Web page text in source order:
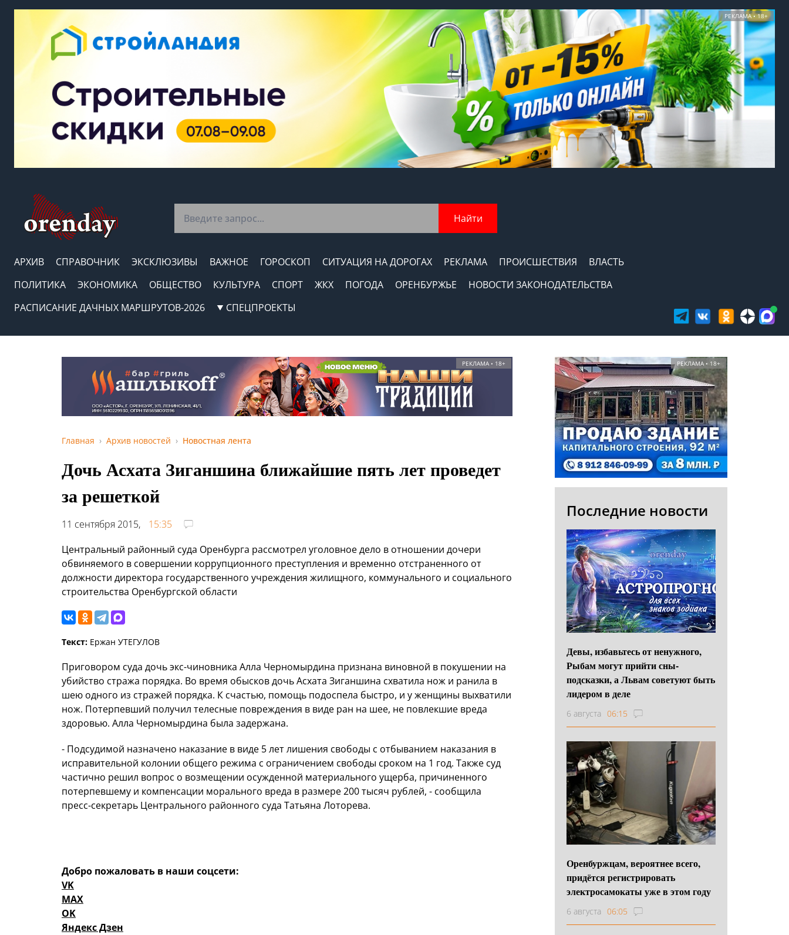
РЕКЛАМА • 18+
Найти
АРХИВ СПРАВОЧНИК ЭКСКЛЮЗИВЫ ВАЖНОЕ ГОРОСКОП СИТУАЦИЯ НА ДОРОГАХ РЕКЛАМА ПРОИСШЕСТВИЯ
ВЛАСТЬ
ПОЛИТИКА
ЭКОНОМИКА ОБЩЕСТВО КУЛЬТУРА СПОРТ ЖКХ ПОГОДА ОРЕНБУРЖЬЕ
НОВОСТИ ЗАКОНОДАТЕЛЬСТВА
РАСПИСАНИЕ ДАЧНЫХ МАРШРУТОВ-2026
СПЕЦПРОЕКТЫ
РЕКЛАМА • 18+
Главная Архив новостей Новостная лента
Дочь Асхата Зиганшина ближайшие пять лет проведет
за решеткой
11 сентября 2015,
15:35
Центральный районный суда Оренбурга рассмотрел уголовное дело в отношении дочери
обвиняемого в совершении коррупционного преступления и временно отстраненного от
должности директора государственного учреждения жилищного, коммунального и социального
строительства Оренбургской области
Текст: Ержан УТЕГУЛОВ
Приговором суда дочь экс-чиновника Алла Черномырдина признана виновной в покушении на
убийство стража порядка. Во время обысков дочь Асхата Зиганшина схватила нож и ранила в
шею одного из стражей порядка. К счастью, помощь подоспела быстро, и у женщины выхватили
нож. Потерпевший получил телесные повреждения в виде ран на шее, не повлекшие вреда
здоровью. Алла Черномырдина была задержана.
- Подсудимой назначено наказание в виде 5 лет лишения свободы с отбыванием наказания в
исправительной колонии общего режима с ограничением свободы сроком на 1 год. Также суд
частично решил вопрос о возмещении осужденной материального ущерба, причиненного
потерпевшему и компенсации морального вреда в размере 200 тысяч рублей, - сообщила
пресс-секретарь Центрального районного суда Татьяна Лоторева.
Добро пожаловать в наши соцсети:
VK
MAX
OK
Яндекс Дзен
РЕКЛАМА • 18+
Последние новости
Девы, избавьтесь от ненужного,
Рыбам могут прийти сны-
подсказки, а Львам советуют быть
лидером в деле
6 августа 06:15
Оренбуржцам, вероятнее всего,
придётся регистрировать
электросамокаты уже в этом году
6 августа 06:05